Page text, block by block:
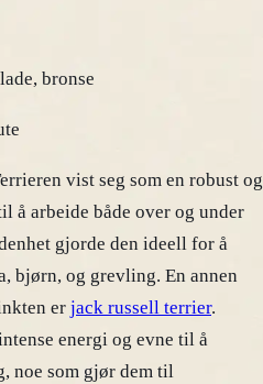
bronse
vist seg som en robust og
å arbeide både over og under
gjorde den ideell for å
bjørn, og grevling. En annen
er jack russell terrier.
energi og evne til å
noe som gjør dem til